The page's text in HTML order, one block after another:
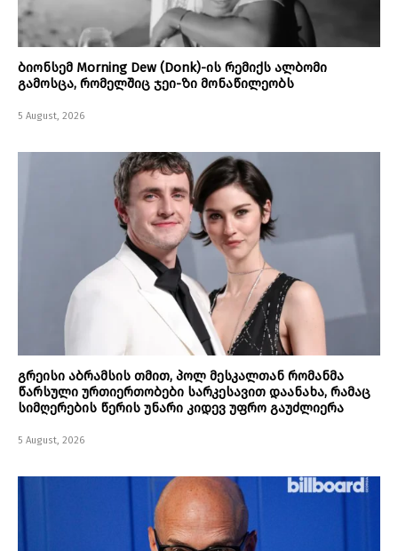
ბიონსემ Morning Dew (Donk)-ის რემიქს ალბომი
გამოსცა, რომელშიც ჯეი-ზი მონაწილეობს
5 August, 2026
გრეისი აბრამსის თმით, პოლ მესკალთან რომანმა
წარსული ურთიერთობები სარკესავით დაანახა, რამაც
სიმღერების წერის უნარი კიდევ უფრო გაუძლიერა
5 August, 2026